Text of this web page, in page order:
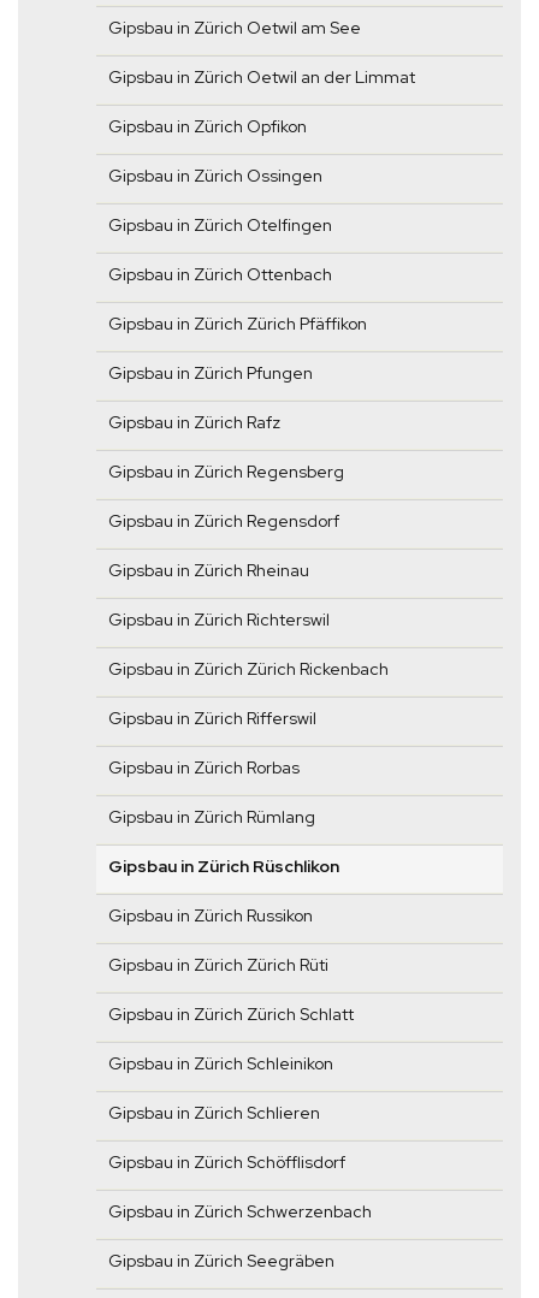
Gipsbau in Zürich Oetwil am See
Gipsbau in Zürich Oetwil an der Limmat
Gipsbau in Zürich Opfikon
Gipsbau in Zürich Ossingen
Gipsbau in Zürich Otelfingen
Gipsbau in Zürich Ottenbach
Gipsbau in Zürich Zürich Pfäffikon
Gipsbau in Zürich Pfungen
Gipsbau in Zürich Rafz
Gipsbau in Zürich Regensberg
Gipsbau in Zürich Regensdorf
Gipsbau in Zürich Rheinau
Gipsbau in Zürich Richterswil
Gipsbau in Zürich Zürich Rickenbach
Gipsbau in Zürich Rifferswil
Gipsbau in Zürich Rorbas
Gipsbau in Zürich Rümlang
Gipsbau in Zürich Rüschlikon
Gipsbau in Zürich Russikon
Gipsbau in Zürich Zürich Rüti
Gipsbau in Zürich Zürich Schlatt
Gipsbau in Zürich Schleinikon
Gipsbau in Zürich Schlieren
Gipsbau in Zürich Schöfflisdorf
Gipsbau in Zürich Schwerzenbach
Gipsbau in Zürich Seegräben